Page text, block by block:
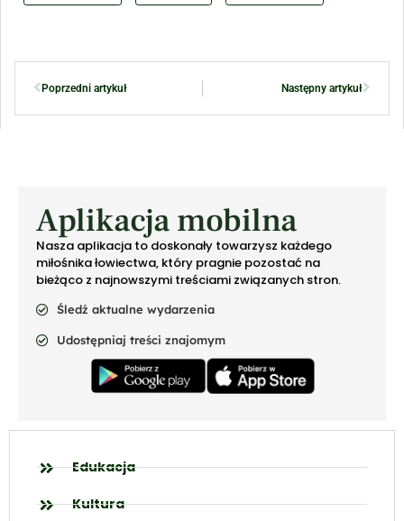
Poprzedni artykuł Następny artykuł
Aplikacja mobilna
Nasza aplikacja to doskonały towarzysz każdego
miłośnika łowiectwa, który pragnie pozostać na
bieżąco z najnowszymi treściami związanych stron.
Śledź aktualne wydarzenia
Udostępniaj treści znajomym
Edukacja
Kultura